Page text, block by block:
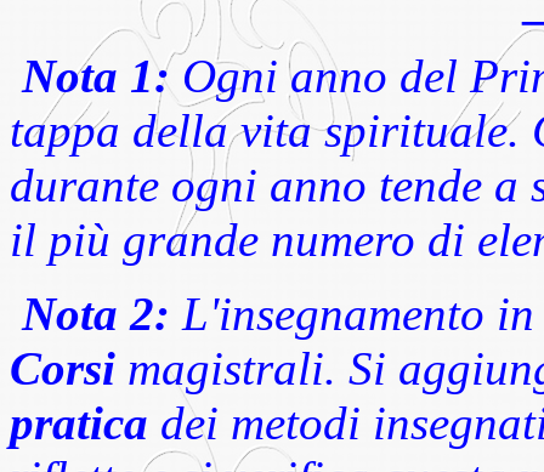
Nota 1:Ogni anno del
tappa della vita spirituale.
durante ogni anno tende a
il più grande numero di
Nota 2: L'insegnamento
Corsi magistrali. Si
pratica dei metodi